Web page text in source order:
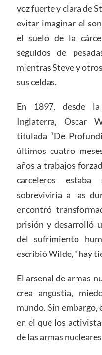
voz fuerte y clara de
evitar imaginar el
el suelo de la
seguidos de
mientras Steve y
sus celdas.
En 1897, desde
Inglaterra, Oscar
titulada “De
últimos cuatro
años a trabajos
carceleros
sobreviviría a las
encontró
prisión y desarrolló
del sufrimiento
escribió Wilde, “hay
El arsenal de armas
crea angustia,
mundo. Sin embargo,
en el que los
de las armas